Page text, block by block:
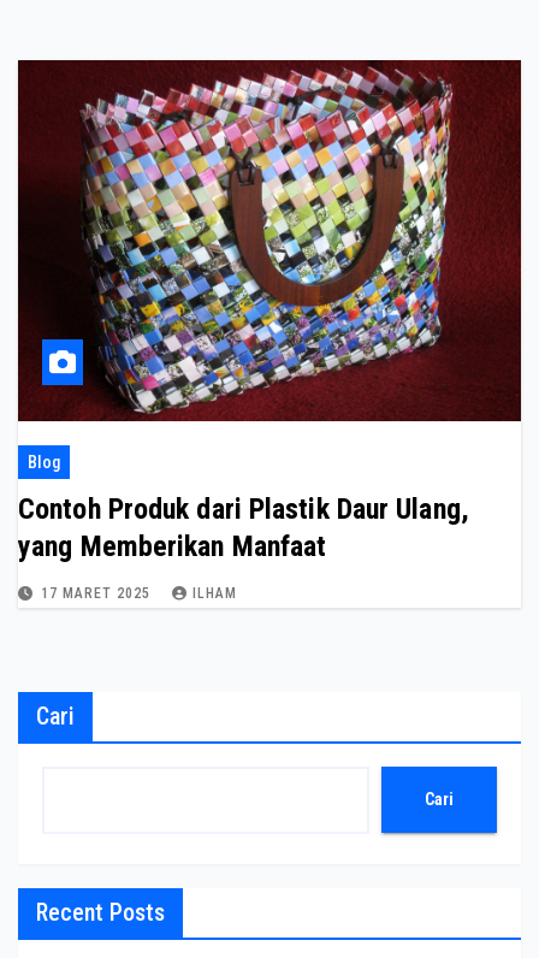
Blog
Contoh Produk dari Plastik Daur Ulang,
yang Memberikan Manfaat
17 MARET 2025 ILHAM
Cari
Cari
Recent Posts